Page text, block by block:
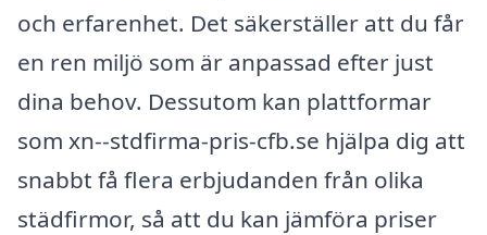
och erfarenhet. Det säkerställer att du får
en ren miljö som är anpassad efter just
dina behov. Dessutom kan plattformar
som xn--stdfirma-pris-cfb.se hjälpa dig att
snabbt få flera erbjudanden från olika
städfirmor, så att du kan jämföra priser